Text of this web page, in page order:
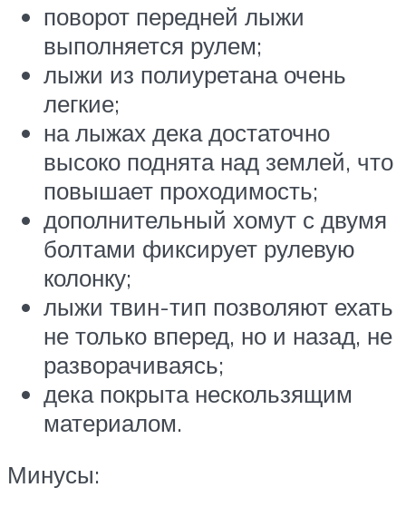
поворот передней лыжи
выполняется рулем;
лыжи из полиуретана очень
легкие;
на лыжах дека достаточно
высоко поднята над землей, что
повышает проходимость;
дополнительный хомут с двумя
болтами фиксирует рулевую
колонку;
лыжи твин-тип позволяют ехать
не только вперед, но и назад, не
разворачиваясь;
дека покрыта нескользящим
материалом.
Минусы: